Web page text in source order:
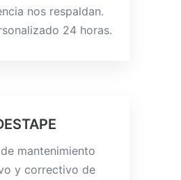
nos respaldan.
24 horas.
mantenimiento
y correctivo de